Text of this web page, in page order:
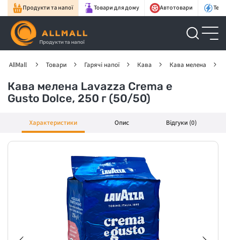
Продукти та напої Товари для дому Автотовари
Продукти та напої
AllMall Товари Гарячі напої Кава Кава мелена
Кава мелена Lavazza Crema e
Gusto Dolce, 250 г (50/50)
Характеристики Опис Відгуки (0)